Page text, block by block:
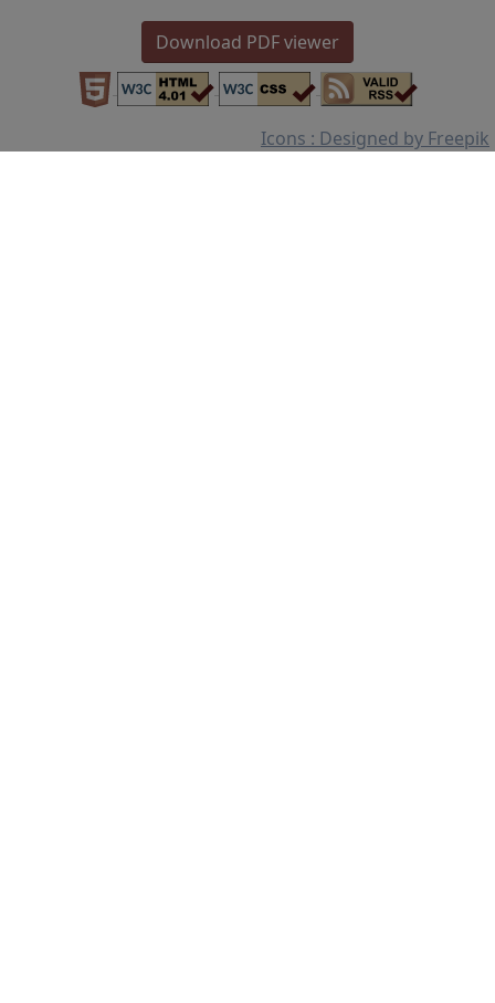
Download PDF viewer
Icons : Designed by Freepik